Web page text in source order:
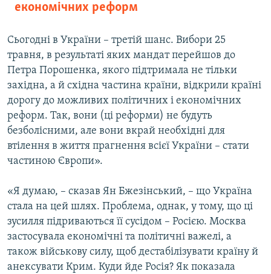
економічних реформ
Сьогодні в України – третій шанс. Вибори 25
травня, в результаті яких мандат перейшов до
Петра Порошенка, якого підтримала не тільки
західна, а й східна частина країни, відкрили країні
дорогу до можливих політичних і економічних
реформ. Так, вони (ці реформи) не будуть
безболісними, але вони вкрай необхідні для
втілення в життя прагнення всієї України – стати
частиною Європи».
«Я думаю, – сказав Ян Бжезінський, – що Україна
стала на цей шлях. Проблема, однак, у тому, що ці
зусилля підриваються її сусідом – Росією. Москва
застосувала економічні та політичні важелі, а
також військову силу, щоб дестабілізувати країну й
анексувати Крим. Куди йде Росія? Як показала